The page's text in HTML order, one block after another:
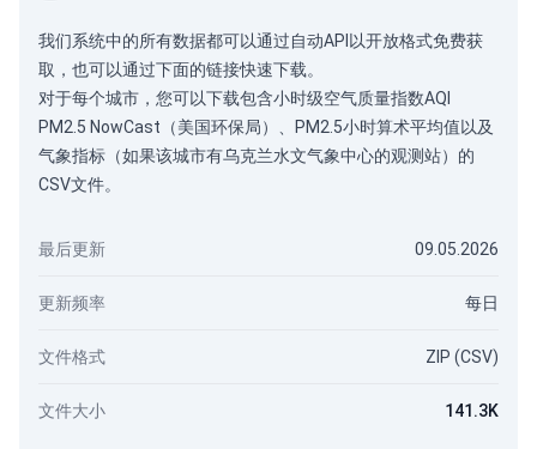
我们系统中的所有数据都可以通过自动API 以开放格式免费获
取，也可以通过下面的链接快速下载。
对于每个城市，您可以下载包含小时级空气质量指数AQI
PM2.5 NowCast（美国环保局）、PM2.5小时算术平均值以及
气象指标（如果该城市有乌克兰水文气象中心的观测站）的
CSV文件。
最后更新 09.05.2026
更新频率 每日
文件格式 ZIP (CSV)
文件大小 141.3K